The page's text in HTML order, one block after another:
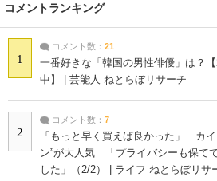
コメントランキング
1
コメント数： 21
一番好きな「韓国の男性俳優」は？
中】 | 芸能人 ねとらぼリサーチ
2
コメント数： 7
「もっと早く買えば良かった」 カ
ン”が大人気 「プライバシーも保て
した」（2/2） | ライフ ねとらぼリサ